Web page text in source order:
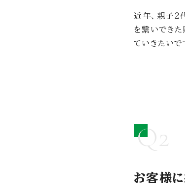
近年、親子２
を繋いできた
ていきたいで
Q2
お客様